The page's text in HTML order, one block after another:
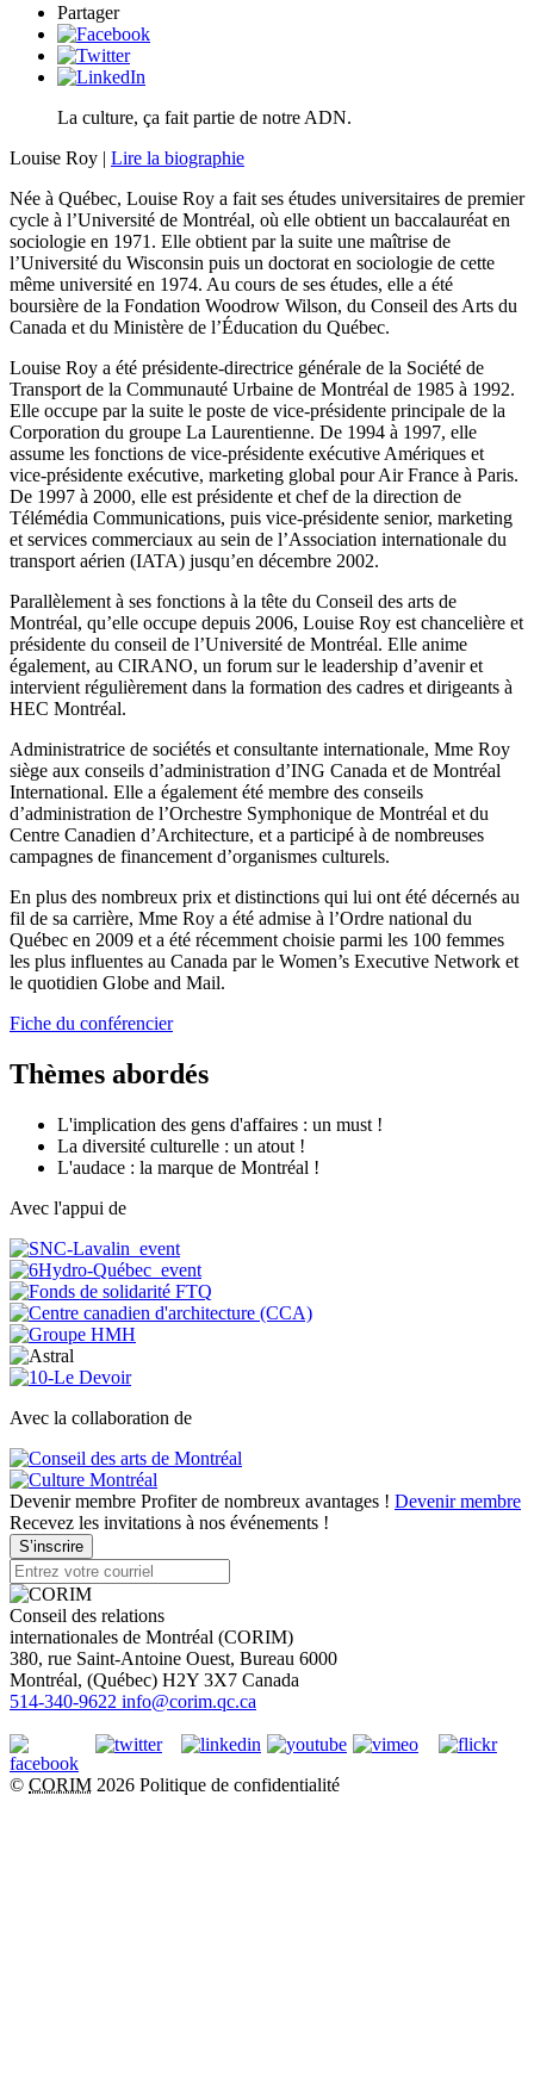
Partager
La culture, ça fait partie de notre ADN.
Louise Roy | Lire la biographie
Née à Québec, Louise Roy a fait ses études universitaires de premier
cycle à l’Université de Montréal, où elle obtient un baccalauréat en
sociologie en 1971. Elle obtient par la suite une maîtrise de
l’Université du Wisconsin puis un doctorat en sociologie de cette
même université en 1974. Au cours de ses études, elle a été
boursière de la Fondation Woodrow Wilson, du Conseil des Arts du
Canada et du Ministère de l’Éducation du Québec.
Louise Roy a été présidente-directrice générale de la Société de
Transport de la Communauté Urbaine de Montréal de 1985 à 1992.
Elle occupe par la suite le poste de vice-présidente principale de la
Corporation du groupe La Laurentienne. De 1994 à 1997, elle
assume les fonctions de vice-présidente exécutive Amériques et
vice-présidente exécutive, marketing global pour Air France à Paris.
De 1997 à 2000, elle est présidente et chef de la direction de
Télémédia Communications, puis vice-présidente senior, marketing
et services commerciaux au sein de l’Association internationale du
transport aérien (IATA) jusqu’en décembre 2002.
Parallèlement à ses fonctions à la tête du Conseil des arts de
Montréal, qu’elle occupe depuis 2006, Louise Roy est chancelière et
présidente du conseil de l’Université de Montréal. Elle anime
également, au CIRANO, un forum sur le leadership d’avenir et
intervient régulièrement dans la formation des cadres et dirigeants à
HEC Montréal.
Administratrice de sociétés et consultante internationale, Mme Roy
siège aux conseils d’administration d’ING Canada et de Montréal
International. Elle a également été membre des conseils
d’administration de l’Orchestre Symphonique de Montréal et du
Centre Canadien d’Architecture, et a participé à de nombreuses
campagnes de financement d’organismes culturels.
En plus des nombreux prix et distinctions qui lui ont été décernés au
fil de sa carrière, Mme Roy a été admise à l’Ordre national du
Québec en 2009 et a été récemment choisie parmi les 100 femmes
les plus influentes au Canada par le Women’s Executive Network et
le quotidien Globe and Mail.
Fiche du conférencier
Thèmes abordés
L'implication des gens d'affaires : un must !
La diversité culturelle : un atout !
L'audace : la marque de Montréal !
Avec l'appui de
Avec la collaboration de
Devenir membre Profiter de nombreux avantages ! Devenir membre
Recevez les invitations à nos événements !
S’inscrire
Conseil des relations
internationales de Montréal (CORIM)
380, rue Saint-Antoine Ouest, Bureau 6000
Montréal, (Québec) H2Y 3X7 Canada
514-340-9622 info@corim.qc.ca
© CORIM 2026 Politique de confidentialité